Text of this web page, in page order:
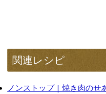
関連レシピ
ノンストップ｜焼き肉のせ